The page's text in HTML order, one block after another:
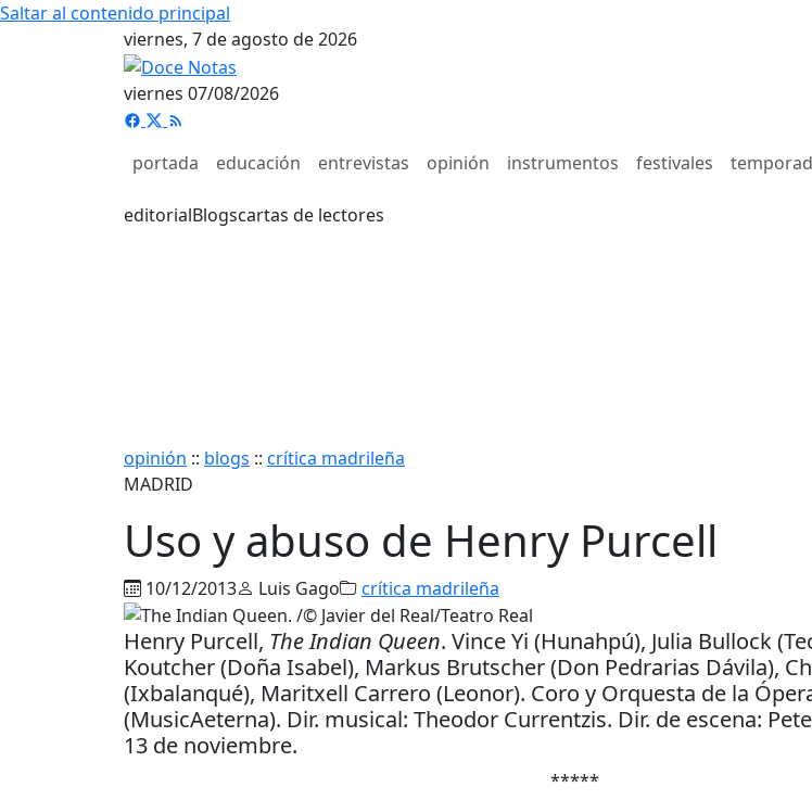
Saltar al contenido principal
viernes, 7 de agosto de 2026
viernes 07/08/2026
portada educación entrevistas opinión instrumentos festivales
editorialBlogscartas de lectores
opinión :: blogs :: crítica madrileña
MADRID
Uso y abuso de Henry Purcell
10/12/2013 Luis Gago crítica madrileña
Henry Purcell, The Indian Queen. Vince Yi (Hunahpú), Julia Bullock
Koutcher (Doña Isabel), Markus Brutscher (Don Pedrarias Dávila),
(Ixbalanqué), Maritxell Carrero (Leonor). Coro y Orquesta de la
(MusicAeterna). Dir. musical: Theodor Currentzis. Dir. de escena:
13 de noviembre.
*****